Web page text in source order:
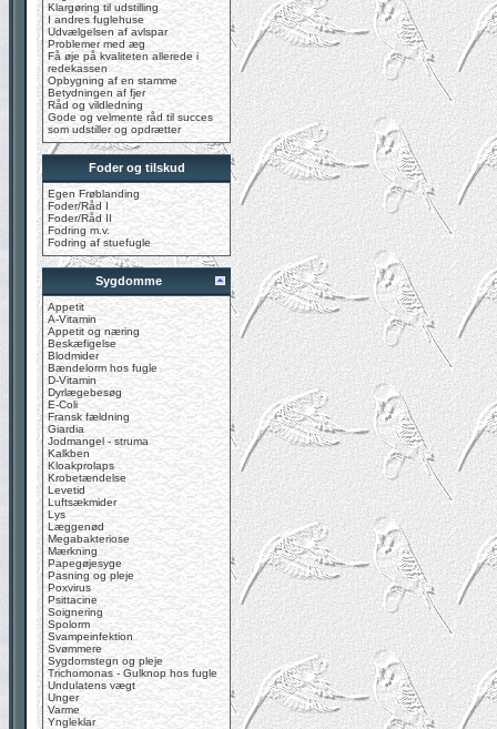
Klargøring til udstilling
I andres fuglehuse
Udvælgelsen af avlspar
Problemer med æg
Få øje på kvaliteten allerede i
redekassen
Opbygning af en stamme
Betydningen af fjer
Råd og vildledning
Gode og velmente råd til succes
som udstiller og opdrætter
Foder og tilskud
Egen Frøblanding
Foder/Råd I
Foder/Råd II
Fodring m.v.
Fodring af stuefugle
Sygdomme
Appetit
A-Vitamin
Appetit og næring
Beskæfigelse
Blodmider
Bændelorm hos fugle
D-Vitamin
Dyrlægebesøg
E-Coli
Fransk fældning
Giardia
Jodmangel - struma
Kalkben
Kloakprolaps
Krobetændelse
Levetid
Luftsækmider
Lys
Læggenød
Megabakteriose
Mærkning
Papegøjesyge
Pasning og pleje
Poxvirus
Psittacine
Soignering
Spolorm
Svampeinfektion
Svømmere
Sygdomstegn og pleje
Trichomonas - Gulknop hos fugle
Undulatens vægt
Unger
Varme
Yngleklar